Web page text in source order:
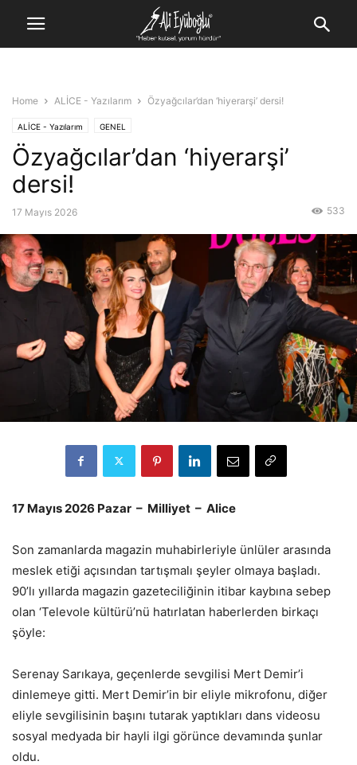
Home ALİCE - Yazılarım Özyağcılar’dan ‘hiyerarşi’ dersi!
ALİCE - Yazılarım GENEL
Özyağcılar’dan ‘hiyerarşi’
dersi!
17 Mayıs 2026 533
17 Mayıs 2026 Pazar – Milliyet – Alice
Son zamanlarda magazin muhabirleriyle ünlüler arasında
meslek etiği açısından tartışmalı şeyler olmaya başladı.
90’lı yıllarda magazin gazeteciliğinin itibar kaybına sebep
olan ‘Televole kültürü’nü hatırlatan haberlerden birkaçı
şöyle:
Serenay Sarıkaya, geçenlerde sevgilisi Mert Demir’i
dinlemeye gitti. Mert Demir’in bir eliyle mikrofonu, diğer
eliyle sevgilisinin başını tutarak yaptıkları dans videosu
sosyal medyada bir hayli ilgi görünce devamında şunlar
oldu.